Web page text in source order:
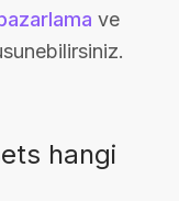
ve
hangi